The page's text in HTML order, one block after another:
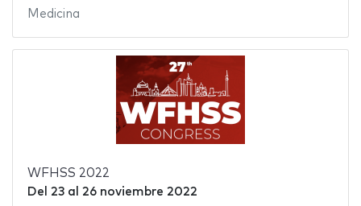
Medicina
WFHSS 2022
Del 23al 26 noviembre 2022